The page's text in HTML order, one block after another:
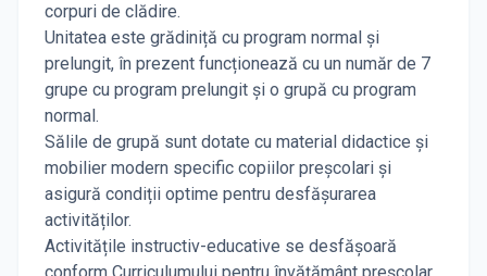
corpuri de clădire.
Unitatea este grădiniță cu program normal și
prelungit, în prezent funcționează cu un număr de 7
grupe cu program prelungit și o grupă cu program
normal.
Sălile de grupă sunt dotate cu material didactice și
mobilier modern specific copiilor preșcolari și
asigură condiții optime pentru desfășurarea
activităților.
Activitățile instructiv-educative se desfășoară